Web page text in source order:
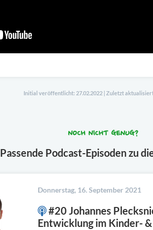
Initial veröffentlicht: 27.02.2022 | Zuletzt
NOCH NICHT GENUG?
Passende Podcast-Episoden zu
Donnerstag, 16. September 2021
#20 Johannes
Entwicklung im Kinder-